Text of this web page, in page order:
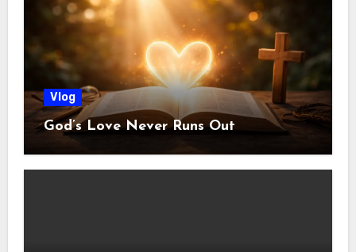
Vlog
God’s Love Never Runs Out